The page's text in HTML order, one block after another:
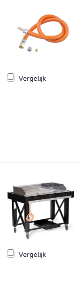
Vergelijk
Vergelijk